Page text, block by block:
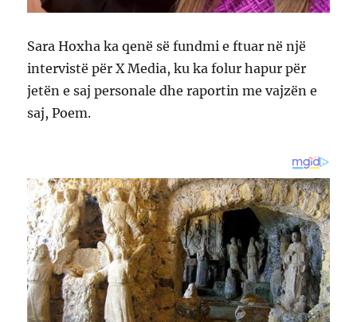
Sara Hoxha ka qenë së fundmi e ftuar në një
intervistë për X Media, ku ka folur hapur për
jetën e saj personale dhe raportin me vajzën e
saj, Poem.